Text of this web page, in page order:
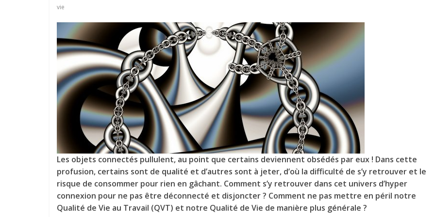
vie
Les objets connectés pullulent, au point que certains deviennent obsédés par eux ! Dans cette
profusion, certains sont de qualité et d’autres sont à jeter, d’où la difficulté de s’y retrouver et le
risque de consommer pour rien en gâchant. Comment s’y retrouver dans cet univers d’hyper
connexion pour ne pas être déconnecté et disjoncter ? Comment ne pas mettre en péril notre
Qualité de Vie au Travail (QVT) et notre Qualité de Vie de manière plus générale ?